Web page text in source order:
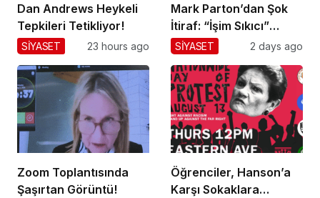
Dan Andrews Heykeli
Tepkileri Tetikliyor!
SİYASET 23 hours ago
Mark Parton’dan Şok
İtiraf: “İşim Sıkıcı”
Mesajı!
SİYASET 2 days ago
Zoom Toplantısında
Şaşırtan Görüntü!
Öğrenciler, Hanson’a
Karşı Sokaklara